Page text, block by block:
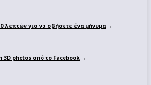
λεπτών για να σβήσετε ένα μήνυμα →
3D photos από το Facebook →